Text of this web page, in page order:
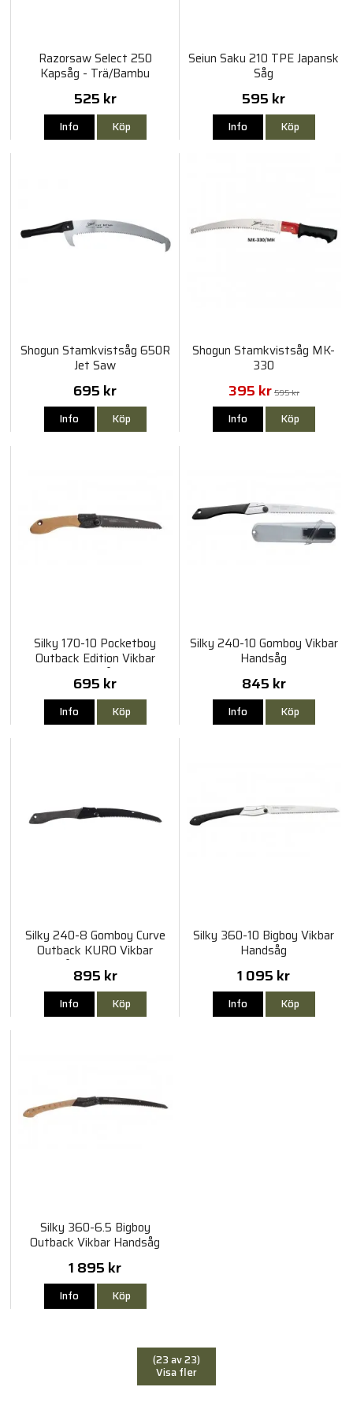
Razorsaw Select 250
Kapsåg - Trä/Bambu
525 kr
Info Köp
Seiun Saku 210 TPE Japansk
Såg
595 kr
Info Köp
Shogun Stamkvistsåg 650R
Jet Saw
695 kr
Info Köp
Shogun Stamkvistsåg MK-
330
395 kr 595 kr
Info Köp
Silky 170-10 Pocketboy
Outback Edition Vikbar
Handsåg
695 kr
Info Köp
Silky 240-10 Gomboy Vikbar
Handsåg
845 kr
Info Köp
Silky 240-8 Gomboy Curve
Outback KURO Vikbar
Handsåg Limited Edition
895 kr
Info Köp
Silky 360-10 Bigboy Vikbar
Handsåg
1 095 kr
Info Köp
Silky 360-6.5 Bigboy
Outback Vikbar Handsåg
1 895 kr
Info Köp
(23 av 23)
Visa fler